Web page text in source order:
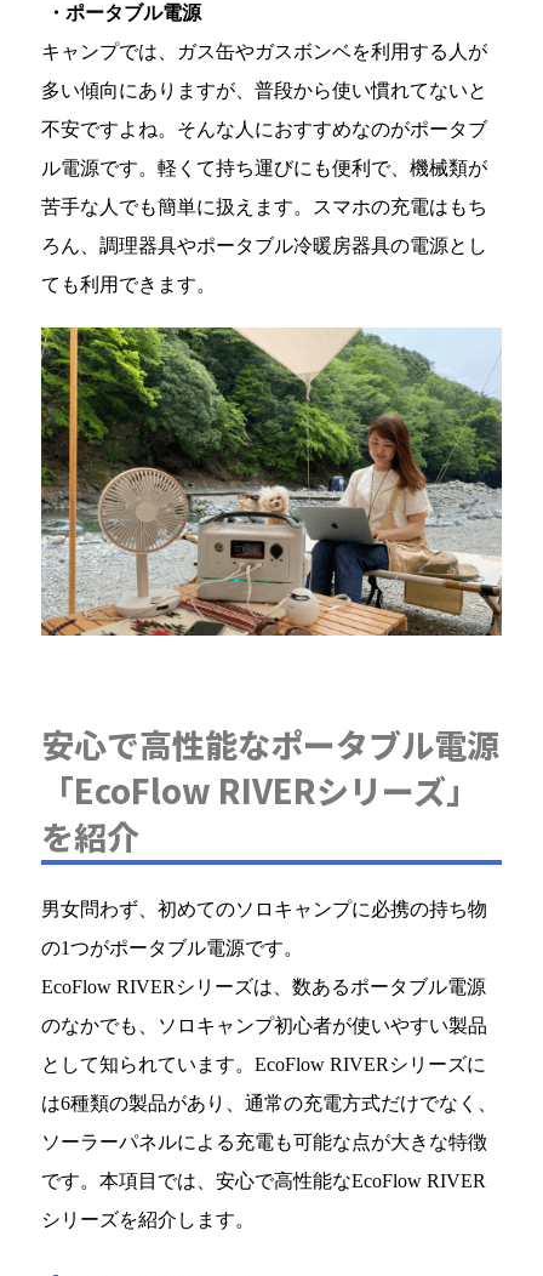
・ポータブル電源
キャンプでは、ガス缶やガスボンベを利用する人が
多い傾向にありますが、普段から使い慣れてないと
不安ですよね。そんな人におすすめなのがポータブ
ル電源です。軽くて持ち運びにも便利で、機械類が
苦手な人でも簡単に扱えます。スマホの充電はもち
ろん、調理器具やポータブル冷暖房器具の電源とし
ても利用できます。
安心で高性能なポータブル電源
「EcoFlow RIVERシリーズ」
を紹介
男女問わず、初めてのソロキャンプに必携の持ち物
の1つがポータブル電源です。
EcoFlow RIVERシリーズは、数あるポータブル電源
のなかでも、ソロキャンプ初心者が使いやすい製品
として知られています。EcoFlow RIVERシリーズに
は6種類の製品があり、通常の充電方式だけでなく、
ソーラーパネルによる充電も可能な点が大きな特徴
です。本項目では、安心で高性能なEcoFlow RIVER
シリーズを紹介します。